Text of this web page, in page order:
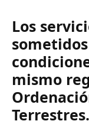
Los
mismo
Terrestres.